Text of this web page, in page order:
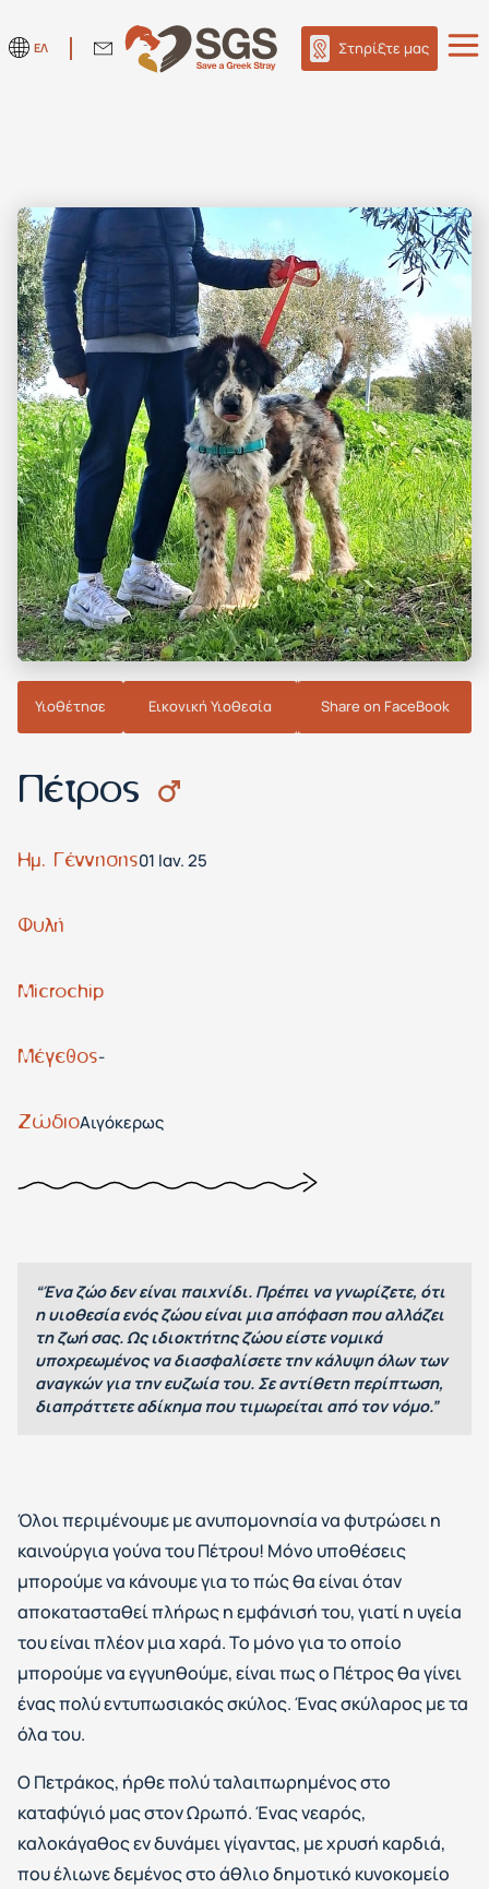
ΕΛ Στηρίξτε μας
Πέτρος
Ημ. Γέννησης01 Ιαν. 25
Φυλή
Microchip
Μέγεθος-
ΖώδιοΑιγόκερως
“Ένα ζώο δεν είναι παιχνίδι. Πρέπει να γνωρίζετε, ότι
η υιοθεσία ενός ζώου είναι μια απόφαση που αλλάζει
τη ζωή σας. Ως ιδιοκτήτης ζώου είστε νομικά
υποχρεωμένος να διασφαλίσετε την κάλυψη όλων των
αναγκών για την ευζωία του. Σε αντίθετη περίπτωση,
διαπράττετε αδίκημα που τιμωρείται από τον νόμο.”
Όλοι περιμένουμε με ανυπομονησία να φυτρώσει η
καινούργια γούνα του Πέτρου! Μόνο υποθέσεις
μπορούμε να κάνουμε για το πώς θα είναι όταν
αποκατασταθεί πλήρως η εμφάνισή του, γιατί η υγεία
του είναι πλέον μια χαρά. Το μόνο για το οποίο
μπορούμε να εγγυηθούμε, είναι πως ο Πέτρος θα γίνει
ένας πολύ εντυπωσιακός σκύλος. Ένας σκύλαρος με τα
όλα του.
Ο Πετράκος, ήρθε πολύ ταλαιπωρημένος στο
καταφύγιό μας στον Ωρωπό. Ένας νεαρός,
καλοκάγαθος εν δυνάμει γίγαντας, με χρυσή καρδιά,
που έλιωνε δεμένος στο άθλιο δημοτικό κυνοκομείο
Υιοθέτησε Εικονική Υιοθεσία Share on FaceBook